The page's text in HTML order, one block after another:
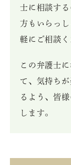
士に相談す
方もいらっ
軽にご相談く
この弁護士
て、気持ち
るよう、皆
します。